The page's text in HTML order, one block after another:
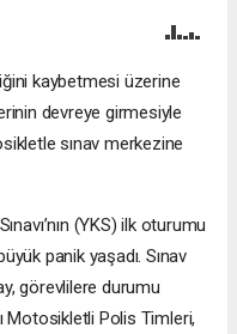
kaybetmesi üzerine
devreye girmesiyle
sınav merkezine
(YKS) ilk oturumu
panik yaşadı. Sınav
görevlilere durumu
Motosikletli Polis Timleri,